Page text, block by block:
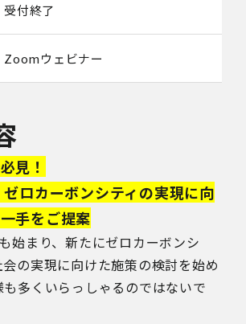
受付終了
Zoomウェビナー
見！
ロカーボンシティの実現に向
手をご提案
始まり、新たにゼロカーボンシ
の実現に向けた施策の検討を始め
も多くいらっしゃるのではないで